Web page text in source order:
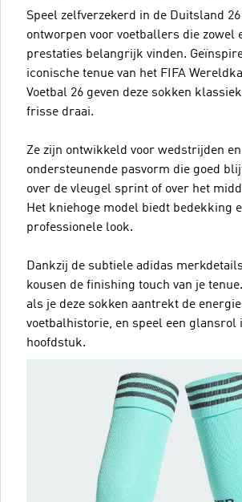
Speel zelfverzekerd in de Duitsland
ontworpen voor voetballers die zowel
prestaties belangrijk vinden.
iconische tenue van het FIFA
Voetbal 26 geven deze sokken
frisse draai.
Ze zijn ontwikkeld voor wedstrijden
ondersteunende pasvorm die goed
over de vleugel sprint of over het
Het kniehoge model biedt bedekking
professionele look.
Dankzij de subtiele adidas
kousen de finishing touch van je
als je deze sokken aantrekt de energie
voetbalhistorie, en speel een glansrol
hoofdstuk.